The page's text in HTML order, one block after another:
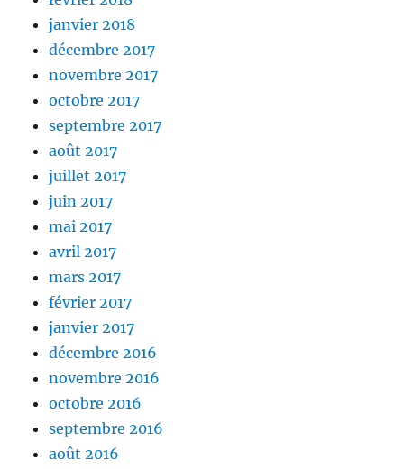
janvier 2018
décembre 2017
novembre 2017
octobre 2017
septembre 2017
août 2017
juillet 2017
juin 2017
mai 2017
avril 2017
mars 2017
février 2017
janvier 2017
décembre 2016
novembre 2016
octobre 2016
septembre 2016
août 2016